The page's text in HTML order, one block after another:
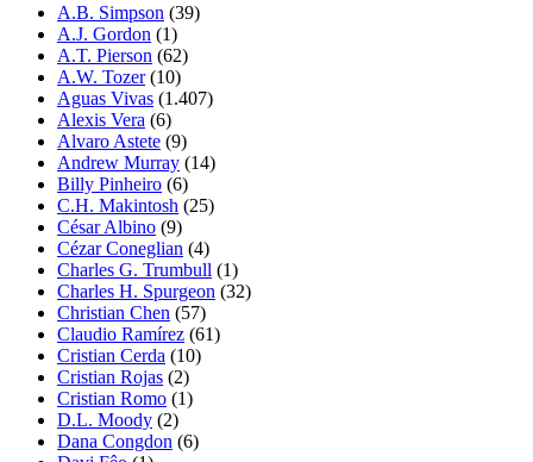
A.B. Simpson (39)
A.J. Gordon (1)
A.T. Pierson (62)
A.W. Tozer(10)
Aguas Vivas (1.407)
Alexis Vera (6)
Alvaro Astete (9)
Andrew Murray (14)
Billy Pinheiro (6)
C.H. Makintosh (25)
César Albino (9)
Cézar Coneglian (4)
Charles G. Trumbull (1)
Charles H. Spurgeon (32)
Christian Chen (57)
Claudio Ramírez (61)
Cristian Cerda (10)
Cristian Rojas (2)
Cristian Romo (1)
D.L. Moody (2)
Dana Congdon (6)